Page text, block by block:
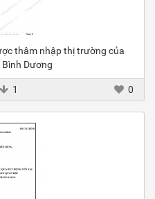
thâm nhập thị trường của
Dương
1 0